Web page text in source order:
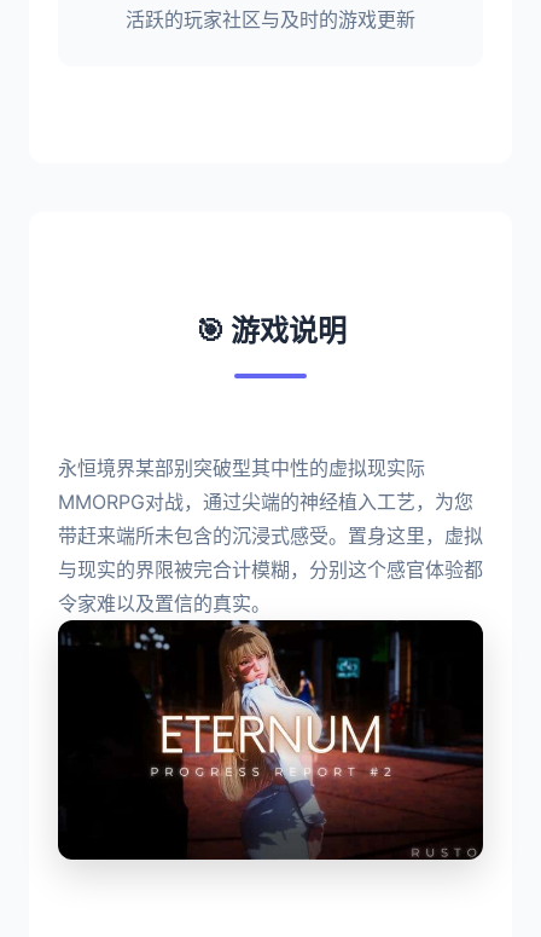
活跃的玩家社区与及时的游戏更新
🎯 游戏说明
永恒境界某部别突破型其中性的虚拟现实际
MMORPG对战，通过尖端的神经植入工艺，为您
带赶来端所未包含的沉浸式感受。置身这里，虚拟
与现实的界限被完合计模糊，分别这个感官体验都
令家难以及置信的真实。